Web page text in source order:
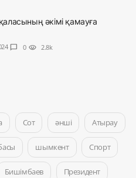
әкімі қамауға
chat_bubble 0 visibility 2.8k
Сот әнші Атырау
шымкент Спорт
Бишімбаев Президент